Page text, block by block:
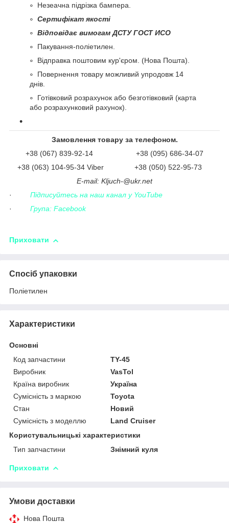
Незеачна підрізка бампера.
Сертифікат якості
Відповідає вимогам ДСТУ ГОСТ ИСО
Пакування-поліетилен.
Відправка поштовим кур'єром. (Нова Пошта).
Повернення товару можливий упродовж 14
днів.
Готівковий розрахунок або безготівковий (карта
або розрахунковий рахунок).
Замовлення товару за телефоном.
+38 (067) 839-92-14 +38 (095) 686-34-07
+38 (063) 104-95-34 Viber +38 (050) 522-95-73
Е-mail: Kljuch-@ukr.net
· Підписуйтесь на наш канал у YouTube
· Група: Facebook
Приховати
Спосіб упаковки
Поліетилен
Характеристики
Основні
Код запчастини
TY-45
Виробник
VasTol
Країна виробник
Україна
Сумісність з маркою
Toyota
Стан
Новий
Сумісність з моделлю
Land Cruiser
Користувальницькі характеристики
Тип запчастини
Знімний куля
Приховати
Умови доставки
Нова Пошта